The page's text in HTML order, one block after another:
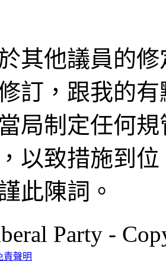
其他議員的
訂，跟我的
局制定任何
以致措施到
此陳詞。
Party -
責聲明